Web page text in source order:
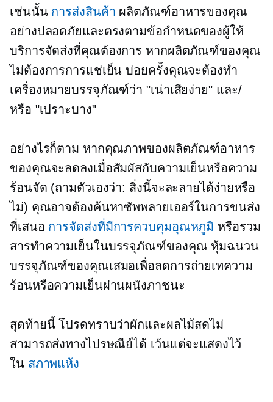
เช่นนั้น การส่งสินค้า ผลิตภัณฑ์อาหารของคุณ
อย่างปลอดภัยและตรงตามข้อกำหนดของผู้ให้
บริการจัดส่งที่คุณต้องการ หากผลิตภัณฑ์ของคุณ
ไม่ต้องการการแช่เย็น บ่อยครั้งคุณจะต้องทำ
เครื่องหมายบรรจุภัณฑ์ว่า "เน่าเสียง่าย" และ/
หรือ "เปราะบาง"
อย่างไรก็ตาม หากคุณภาพของผลิตภัณฑ์อาหาร
ของคุณจะลดลงเมื่อสัมผัสกับความเย็นหรือความ
ร้อนจัด (ถามตัวเองว่า: สิ่งนี้จะละลายได้ง่ายหรือ
ไม่) คุณอาจต้องค้นหาซัพพลายเออร์ในการขนส่ง
ที่เสนอ การจัดส่งที่มีการควบคุมอุณหภูมิ หรือรวม
สารทำความเย็นในบรรจุภัณฑ์ของคุณ หุ้มฉนวน
บรรจุภัณฑ์ของคุณเสมอเพื่อลดการถ่ายเทความ
ร้อนหรือความเย็นผ่านผนังภาชนะ
สุดท้ายนี้ โปรดทราบว่าผักและผลไม้สดไม่
สามารถส่งทางไปรษณีย์ได้ เว้นแต่จะแสดงไว้
ใน สภาพแห้ง